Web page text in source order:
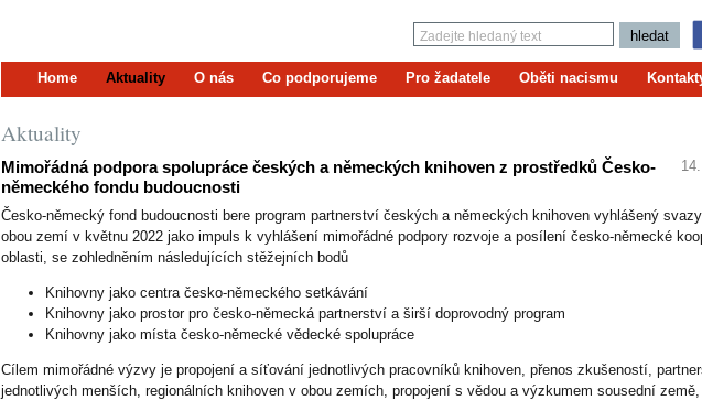
Home Aktuality O nás Co podporujeme Pro žadatele Oběti nacismu
Aktuality
Mimořádná podpora spolupráce českých a německých knihoven z prostředků Česko-
německého fondu budoucnosti
Česko-německý fond budoucnosti bere program partnerství českých a německých knihoven vyhlášený
obou zemí v květnu 2022 jako impuls k vyhlášení mimořádné podpory rozvoje a posílení česko-německé
oblasti, se zohledněním následujících stěžejních bodů
Knihovny jako centra česko-německého setkávání
Knihovny jako prostor pro česko-německá partnerství a širší doprovodný program
Knihovny jako místa česko-německé vědecké spolupráce
Cílem mimořádné výzvy je propojení a síťování jednotlivých pracovníků knihoven, přenos zkušeností,
jednotlivých menších, regionálních knihoven v obou zemích, propojení s vědou a výzkumem sousední